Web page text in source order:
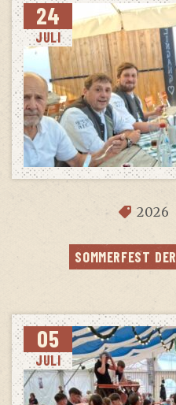
24
JULI
2026
SOM­MER­FEST
05
JULI